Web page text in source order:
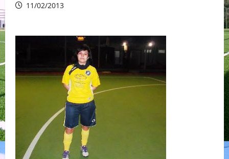
11/02/2013